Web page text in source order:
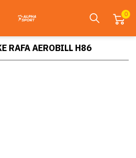
0
RAFA AEROBILL H86